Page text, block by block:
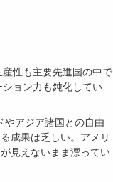
性も主要先進国の中で
ョン力も鈍化してい
やアジア諸国との自由
成果は乏しい。アメリ
見えないまま漂ってい